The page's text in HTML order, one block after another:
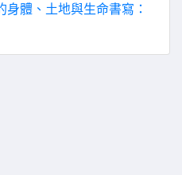
身體、土地與生命書寫：